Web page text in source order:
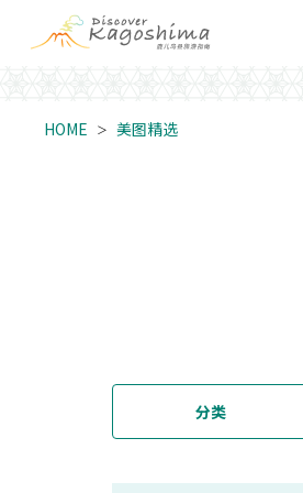
HOME 美图精选
分类